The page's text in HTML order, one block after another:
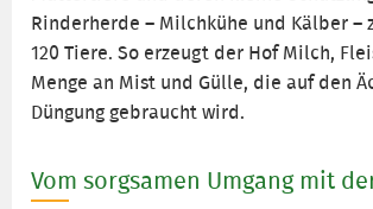
Rinderherde – Milchkühe und Kälber –
120 Tiere. So erzeugt der Hof Milch,
Menge an Mist und Gülle, die auf den
Düngung gebraucht wird.
Vom sorgsamen Umgang mit